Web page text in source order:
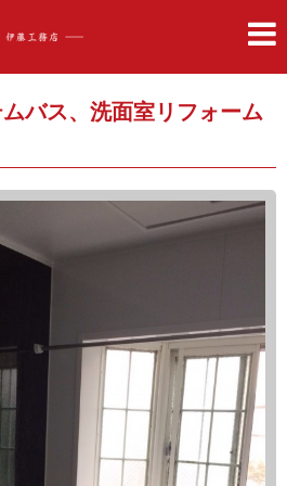
バス、洗面室リフォーム